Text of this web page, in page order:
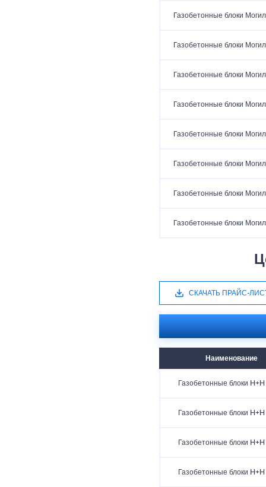
Газобетонные блоки
Газобетонные блоки
Газобетонные блоки
Газобетонные блоки
Газобетонные блоки
Газобетонные блоки
Газобетонные блоки
Газобетонные блоки
СКАЧАТЬ ПРАЙС-
Наименование
Газобетонные блоки
Газобетонные блоки
Газобетонные блоки
Газобетонные блоки